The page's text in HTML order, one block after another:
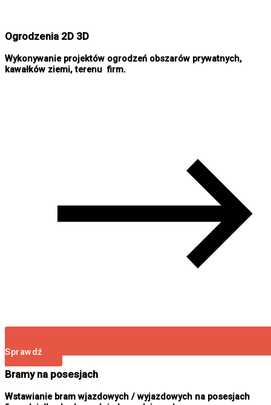
Ogrodzenia 2D 3D
Wykonywanie projektów ogrodzeń obszarów prywatnych,
kawałków ziemi, terenu firm.
Sprawdź
Bramy na posesjach
Wstawianie bram wjazdowych / wyjazdowych na posesjach